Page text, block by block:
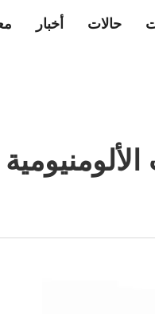
أخبار حالات